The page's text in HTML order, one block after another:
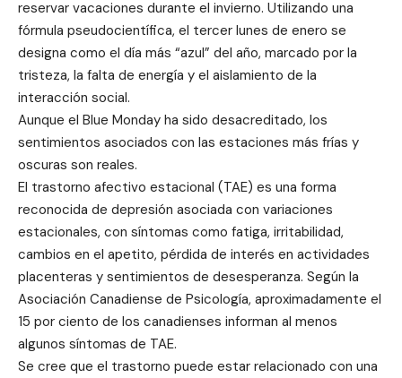
reservar vacaciones durante el invierno. Utilizando una
fórmula pseudocientífica, el tercer lunes de enero se
designa como el día más “azul” del año, marcado por la
tristeza, la falta de energía y el aislamiento de la
interacción social.
Aunque el Blue Monday ha sido desacreditado, los
sentimientos asociados con las estaciones más frías y
oscuras son reales.
El trastorno afectivo estacional (TAE) es una forma
reconocida de depresión asociada con variaciones
estacionales, con síntomas como fatiga, irritabilidad,
cambios en el apetito, pérdida de interés en actividades
placenteras y sentimientos de desesperanza. Según la
Asociación Canadiense de Psicología, aproximadamente el
15 por ciento de los canadienses informan al menos
algunos síntomas de TAE.
Se cree que el trastorno puede estar relacionado con una